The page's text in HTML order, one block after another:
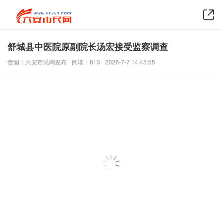
舒城县中医院原副院长汤宏接受监察调查
责编：六安市民网发布 阅读：813 2026-7-7 14:45:55